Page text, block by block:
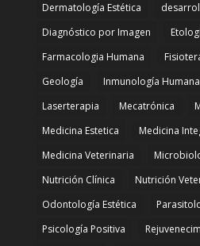
Dermatología Estética
Diagnóstico por Imagen
Farmacologia Humana
Geología
Inmunología Humana
Laserterapia
Mecatrónica
Medicina Estetica
Medicina
Medicina Veterinaria
Nutrición Clínica
Nutrición
Odontología Estética
Psicología Positiva